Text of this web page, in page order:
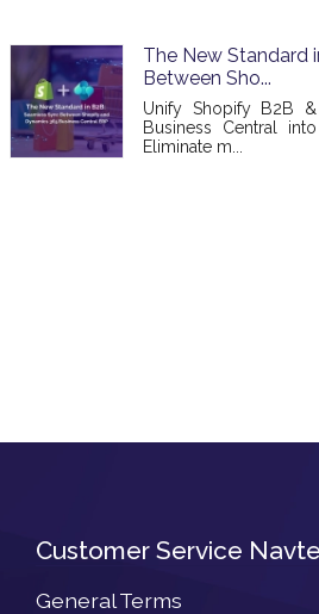
The New Standard
Between Sho...
Unify Shopify B2B
Business Central
Eliminate m...
Customer Service
General Terms